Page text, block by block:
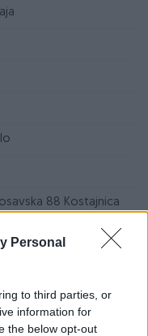
Personal
to third parties, or
information for
the below opt-out
88 Kostajnica